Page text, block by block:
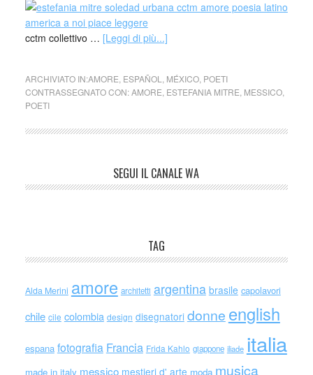
cctm collettivo … [Leggi di più...]
ARCHIVIATO IN:AMORE ESPAÑOL MÉXICO, POETI
CONTRASSEGNATO CON:AMORE ESTEFANIA MITRE MESSICO,
POETI
SEGUI IL CANALE WA
TAG
Alda Merini amore architetti argentina brasile capolavori
chile cile colombia design disegnatori donne english
espana fotografia Francia Frida Kahlo giappone iliade italia
made in italy messico mestieri d' arte moda musica